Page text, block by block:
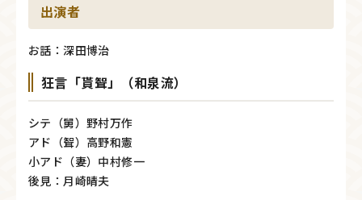
出演者
お話：深田博治
狂言「貰聟」（和泉流）
シテ（舅）野村万作
アド（聟）高野和憲
小アド（妻）中村修一
後見：月崎晴夫